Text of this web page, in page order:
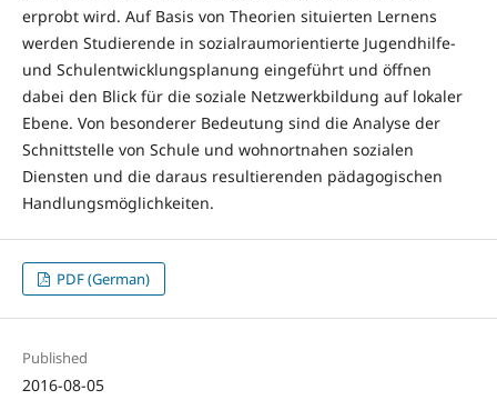
erprobt wird. Auf Basis von Theorien situierten Lernens
werden Studierende in sozialraumorientierte Jugendhilfe-
und Schulentwicklungsplanung eingeführt und öffnen
dabei den Blick für die soziale Netzwerkbildung auf lokaler
Ebene. Von besonderer Bedeutung sind die Analyse der
Schnittstelle von Schule und wohnortnahen sozialen
Diensten und die daraus resultierenden pädagogischen
Handlungsmöglichkeiten.
PDF (German)
Published
2016-08-05